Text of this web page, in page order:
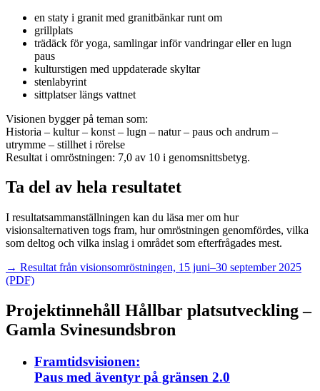
en staty i granit med granitbänkar runt om
grillplats
trädäck för yoga, samlingar inför vandringar eller en lugn
paus
kulturstigen med uppdaterade skyltar
stenlabyrint
sittplatser längs vattnet
Visionen bygger på teman som:
Historia – kultur – konst – lugn – natur – paus och andrum –
utrymme – stillhet i rörelse
Resultat i omröstningen: 7,0 av 10 i genomsnittsbetyg.
Ta del av hela resultatet
I resultatsammanställningen kan du läsa mer om hur
visionsalternativen togs fram, hur omröstningen genomfördes, vilka
som deltog och vilka inslag i området som efterfrågades mest.
→ Resultat från visionsomröstningen, 15 juni–30 september 2025
(PDF)
Projektinnehåll Hållbar platsutveckling –
Gamla Svinesundsbron
Framtidsvisionen:
Paus med äventyr på gränsen 2.0